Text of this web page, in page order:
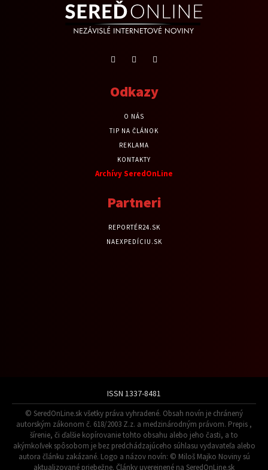
Odkazy
O NÁS
TIP NA ČLÁNOK
REKLAMA
KONTAKTY
Archívy SeredOnLine
Partneri
REPORTÉR24.SK
NAEXPEDÍCIU.SK
ISSN 1337-8481
© SeredOnLine.sk všetky práva vyhradené. Obsah novín je chránený
autorským zákonom č. 618/2003 Z.z. a medzinárodným právom. Prepis ,
šírenie, či ďalšie kopírovanie tohto obsahu alebo jeho časti, a to
akýmkoľvek spôsobom je bez predchádzajúceho súhlasu vydavateľa alebo
autora článku zakázané. Logo a názov novín: © Miloš Majko Noviny sú
aktualizované priebežne. Články uverejnené na SeredOnLine.sk